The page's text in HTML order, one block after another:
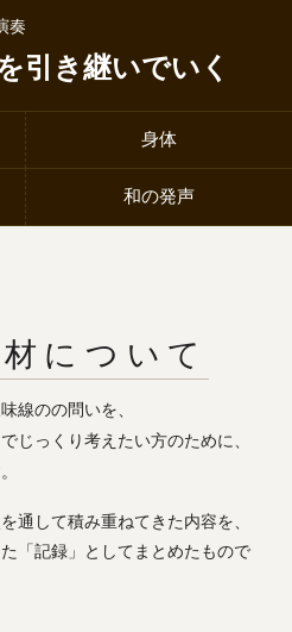
奏
引き継いでいく
身体
和の発声
について
線のの問いを、
じっくり考えたい方のために、
通して積み重ねてきた内容を、
「記録」としてまとめたもので